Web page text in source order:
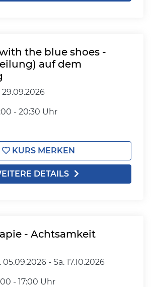
the blue shoes -
auf dem
29.09.2026
- 20:30 Uhr
KURS MERKEN
DETAILS
- Achtsamkeit
05.09.2026 - Sa. 17.10.2026
- 17:00 Uhr